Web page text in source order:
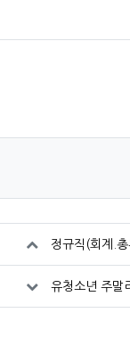
정규직(회계.
유청소년 주말